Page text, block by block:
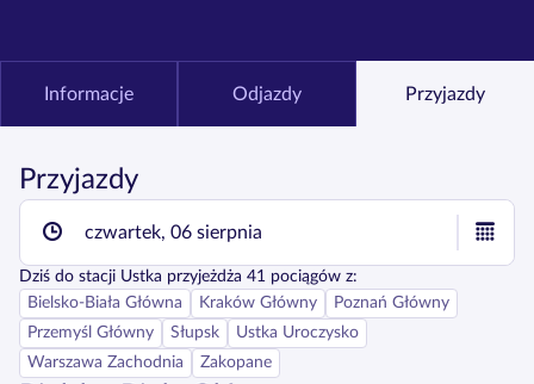
Informacje Odjazdy Przyjazdy
Przyjazdy
czwartek, 06 sierpnia
Dziś do stacji Ustka przyjeżdża 41 pociągów z:
Bielsko-Biała Główna
Kraków Główny
Poznań Główny
Przemyśl Główny
Słupsk
Ustka Uroczysko
Warszawa Zachodnia
Zakopane